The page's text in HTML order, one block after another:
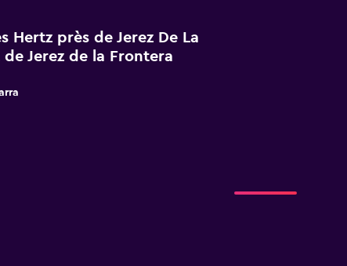
Hertz près de Jerez De La
Jerez de la Frontera